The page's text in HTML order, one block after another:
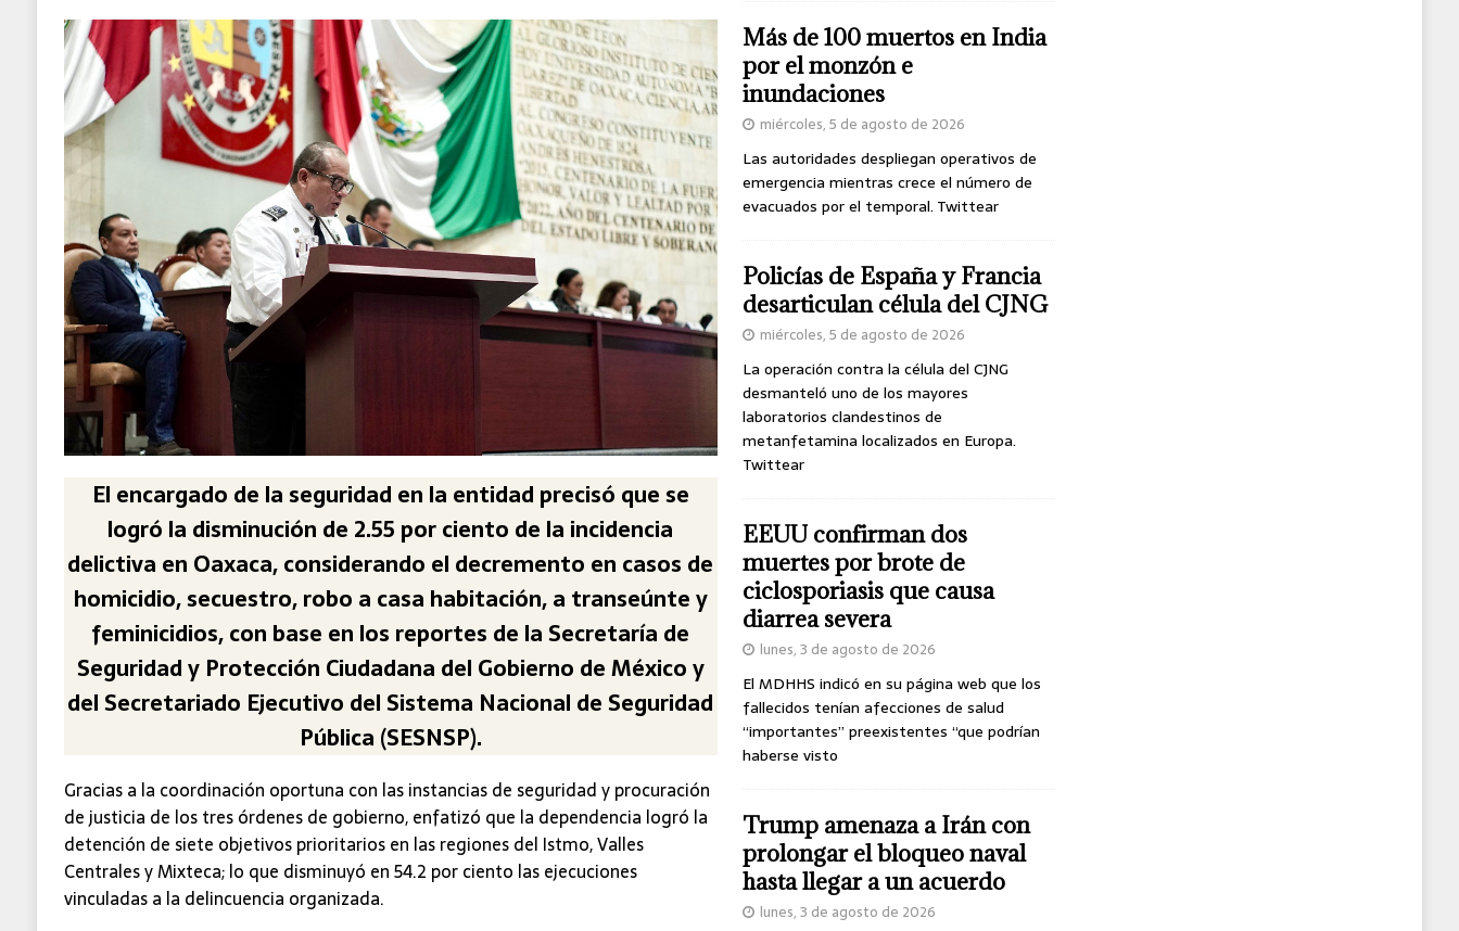
El encargado de la seguridad en la entidad precisó que se
logró la disminución de 2.55 por ciento de la incidencia
delictiva en Oaxaca, considerando el decremento en casos de
homicidio, secuestro, robo a casa habitación, a transeúnte y
feminicidios, con base en los reportes de la Secretaría de
Seguridad y Protección Ciudadana del Gobierno de México y
del Secretariado Ejecutivo del Sistema Nacional de Seguridad
Pública (SESNSP).
Gracias a la coordinación oportuna con las instancias de seguridad y procuración
de justicia de los tres órdenes de gobierno, enfatizó que la dependencia logró la
detención de siete objetivos prioritarios en las regiones del Istmo, Valles
Centrales y Mixteca; lo que disminuyó en 54.2 por ciento las ejecuciones
vinculadas a la delincuencia organizada.
Más de 100 muertos en India
por el monzón e
inundaciones
miércoles, 5 de agosto de 2026
Las autoridades despliegan operativos de
emergencia mientras crece el número de
evacuados por el temporal. Twittear
Policías de España y Francia
desarticulan célula del CJNG
miércoles, 5 de agosto de 2026
La operación contra la célula del CJNG
desmanteló uno de los mayores
laboratorios clandestinos de
metanfetamina localizados en Europa.
Twittear
EEUU confirman dos
muertes por brote de
ciclosporiasis que causa
diarrea severa
lunes, 3 de agosto de 2026
El MDHHS indicó en su página web que los
fallecidos tenían afecciones de salud
“importantes” preexistentes “que podrían
haberse visto
Trump amenaza a Irán con
prolongar el bloqueo naval
hasta llegar a un acuerdo
lunes, 3 de agosto de 2026